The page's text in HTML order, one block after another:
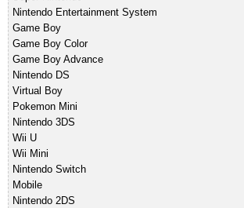
Nintendo Entertainment System
Game Boy
Game Boy Color
Game Boy Advance
Nintendo DS
Virtual Boy
Pokemon Mini
Nintendo 3DS
Wii U
Wii Mini
Nintendo Switch
Mobile
Nintendo 2DS